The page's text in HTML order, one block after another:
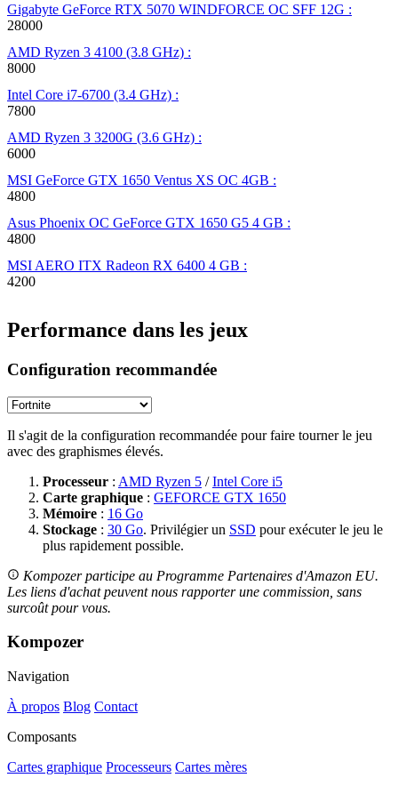
Gigabyte GeForce RTX 5070 WINDFORCE OC SFF 12G :
28000
AMD Ryzen 3 4100 (3.8 GHz) :
8000
Intel Core i7-6700 (3.4 GHz) :
7800
AMD Ryzen 3 3200G (3.6 GHz) :
6000
MSI GeForce GTX 1650 Ventus XS OC 4GB :
4800
Asus Phoenix OC GeForce GTX 1650 G5 4 GB :
4800
MSI AERO ITX Radeon RX 6400 4 GB :
4200
Performance dans les jeux
Configuration recommandée
Il s'agit de la configuration recommandée pour faire tourner le jeu
avec des graphismes élevés.
Processeur : AMD Ryzen 5 /Intel Core i5
Carte graphique : GEFORCE GTX 1650
Mémoire : 16 Go
Stockage : 30 Go. Privilégier un SSD pour exécuter le jeu le
plus rapidement possible.
Kompozer participe au Programme Partenaires d'Amazon EU.
Les liens d'achat peuvent nous rapporter une commission, sans
surcoût pour vous.
Kompozer
Navigation
À propos Blog Contact
Composants
Cartes graphique Processeurs Cartes mères